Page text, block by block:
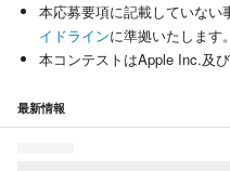
本応募要項に記載していない
イドラインに準拠いたします。
本コンテストはApple Inc.及
最新情報